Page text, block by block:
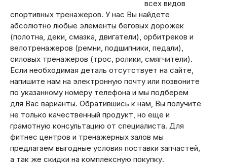
всех видов
спортивных тренажеров. У нас Вы найдете
абсолютно любые элементы беговых дорожек
(полотна, деки, смазка, двигатели), орбитреков и
велотренажеров (ремни, подшипники, педали),
силовых тренажеров (трос, ролики, смягчители).
Если необходимая деталь отсутствует на сайте,
напишите нам на электронную почту или позвоните
по указанному номеру телефона и мы подберем
для Вас варианты. Обратившись к нам, Вы получите
не только качественный продукт, но еще и
грамотную консультацию от специалиста. Для
фитнес центров и тренажерных залов мы
предлагаем выгодные условия поставки запчастей,
а так же скидки на комплексную покупку.